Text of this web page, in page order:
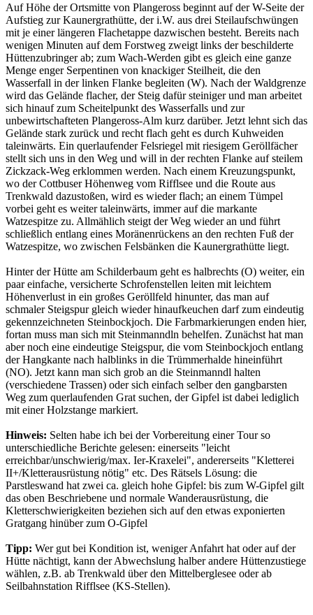
Auf Höhe der Ortsmitte von Plangeross beginnt auf der W-Seite der
Aufstieg zur Kaunergrathütte, der i.W. aus drei Steilaufschwüngen
mit je einer längeren Flachetappe dazwischen besteht. Bereits nach
wenigen Minuten auf dem Forstweg zweigt links der beschilderte
Hüttenzubringer ab; zum Wach-Werden gibt es gleich eine ganze
Menge enger Serpentinen von knackiger Steilheit, die den
Wasserfall in der linken Flanke begleiten (W). Nach der Waldgrenze
wird das Gelände flacher, der Steig dafür steiniger und man arbeitet
sich hinauf zum Scheitelpunkt des Wasserfalls und zur
unbewirtschafteten Plangeross-Alm kurz darüber. Jetzt lehnt sich das
Gelände stark zurück und recht flach geht es durch Kuhweiden
taleinwärts. Ein querlaufender Felsriegel mit riesigem Geröllfächer
stellt sich uns in den Weg und will in der rechten Flanke auf steilem
Zickzack-Weg erklommen werden. Nach einem Kreuzungspunkt,
wo der Cottbuser Höhenweg vom Rifflsee und die Route aus
Trenkwald dazustoßen, wird es wieder flach; an einem Tümpel
vorbei geht es weiter taleinwärts, immer auf die markante
Watzespitze zu. Allmählich steigt der Weg wieder an und führt
schließlich entlang eines Moränenrückens an den rechten Fuß der
Watzespitze, wo zwischen Felsbänken die Kaunergrathütte liegt.
Hinter der Hütte am Schilderbaum geht es halbrechts (O) weiter, ein
paar einfache, versicherte Schrofenstellen leiten mit leichtem
Höhenverlust in ein großes Geröllfeld hinunter, das man auf
schmaler Steigspur gleich wieder hinaufkeuchen darf zum eindeutig
gekennzeichneten Steinbockjoch. Die Farbmarkierungen enden hier,
fortan muss man sich mit Steinmanndln behelfen. Zunächst hat man
aber noch eine eindeutige Steigspur, die vom Steinbockjoch entlang
der Hangkante nach halblinks in die Trümmerhalde hineinführt
(NO). Jetzt kann man sich grob an die Steinmanndl halten
(verschiedene Trassen) oder sich einfach selber den gangbarsten
Weg zum querlaufenden Grat suchen, der Gipfel ist dabei lediglich
mit einer Holzstange markiert.
Hinweis: Selten habe ich bei der Vorbereitung einer Tour so
unterschiedliche Berichte gelesen: einerseits "leicht
erreichbar/unschwierig/max. Ier-Kraxelei", andererseits "Kletterei
II+/Kletterausrüstung nötig" etc. Des Rätsels Lösung: die
Parstleswand hat zwei ca. gleich hohe Gipfel: bis zum W-Gipfel gilt
das oben Beschriebene und normale Wanderausrüstung, die
Kletterschwierigkeiten beziehen sich auf den etwas exponierten
Gratgang hinüber zum O-Gipfel
Tipp: Wer gut bei Kondition ist, weniger Anfahrt hat oder auf der
Hütte nächtigt, kann der Abwechslung halber andere Hüttenzustiege
wählen, z.B. ab Trenkwald über den Mittelberglesee oder ab
Seilbahnstation Rifflsee (KS-Stellen).